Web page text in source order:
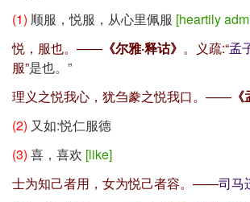
(1) 顺服，悦服，从心里佩服 [heartily
悦，服也。—— 《尔雅·释诂》 。义疏:“孟
服”是也。”
理义之悦我心，犹刍豢之悦我口。——
(2) 又如:悦仁服德
(3) 喜，喜欢 [like]
士为知己者用，女为悦己者容。——司马